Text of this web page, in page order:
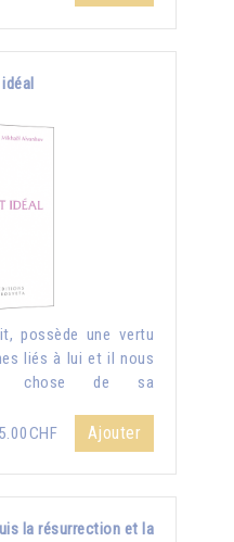
possède une vertu
liés à lui et il nous
chose de sa
5.00CHF
Ajouter
la résurrection et la